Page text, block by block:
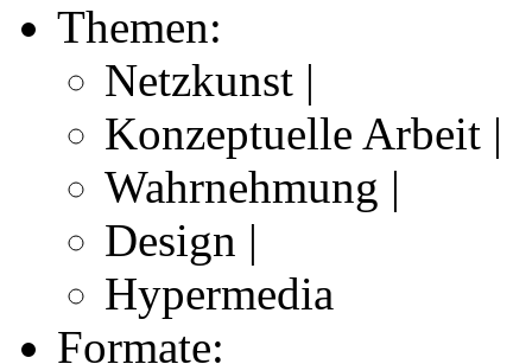
Themen:
Netzkunst |
Konzeptuelle Arbeit |
Wahrnehmung |
Design |
Hypermedia
Formate: